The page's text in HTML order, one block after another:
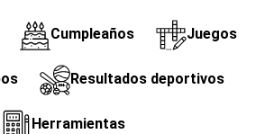
Cumpleaños Juegos
Resultados deportivos
Herramientas